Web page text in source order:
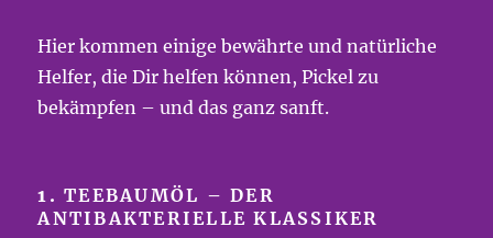
Hier kommen einige bewährte und natürliche
Helfer, die Dir helfen können, Pickel zu
bekämpfen – und das ganz sanft.
1.TEEBAUMÖL – DER
ANTIBAKTERIELLE KLASSIKER